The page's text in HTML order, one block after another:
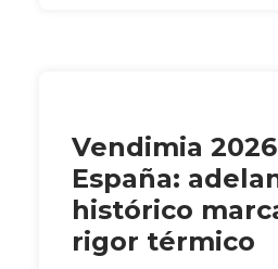
Vendimia
España:
histórico
rigor térmico